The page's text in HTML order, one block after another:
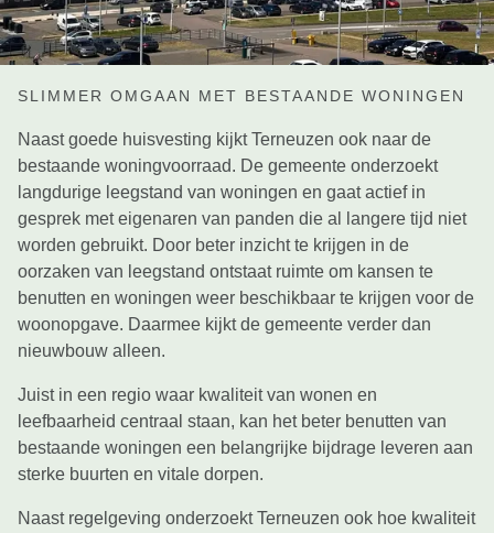
SLIMMER OMGAAN MET BESTAANDE WONINGEN
Naast goede huisvesting kijkt Terneuzen ook naar de
bestaande woningvoorraad. De gemeente onderzoekt
langdurige leegstand van woningen en gaat actief in
gesprek met eigenaren van panden die al langere tijd niet
worden gebruikt. Door beter inzicht te krijgen in de
oorzaken van leegstand ontstaat ruimte om kansen te
benutten en woningen weer beschikbaar te krijgen voor de
woonopgave. Daarmee kijkt de gemeente verder dan
nieuwbouw alleen.
Juist in een regio waar kwaliteit van wonen en
leefbaarheid centraal staan, kan het beter benutten van
bestaande woningen een belangrijke bijdrage leveren aan
sterke buurten en vitale dorpen.
Naast regelgeving onderzoekt Terneuzen ook hoe kwaliteit